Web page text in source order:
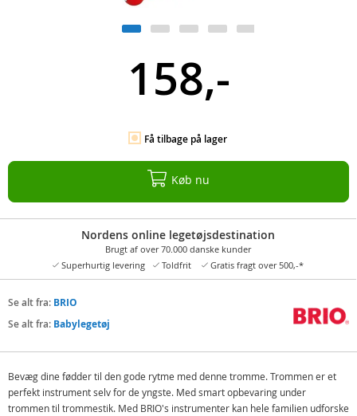
158,-
Få tilbage på lager
Køb nu
Nordens online legetøjsdestination
Brugt af over 70.000 danske kunder
Superhurtig levering
Toldfrit Gratis fragt over 500,-*
Se alt fra: BRIO
Se alt fra: Babylegetøj
Bevæg dine fødder til den gode rytme med denne tromme. Trommen er et
perfekt instrument selv for de yngste. Med smart opbevaring under
trommen til trommestik. Med BRIO's instrumenter kan hele familien udforske